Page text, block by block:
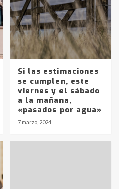
Si las estimaciones
se cumplen, este
viernes y el sábado
a la mañana,
«pasados por agua»
7 marzo, 2024